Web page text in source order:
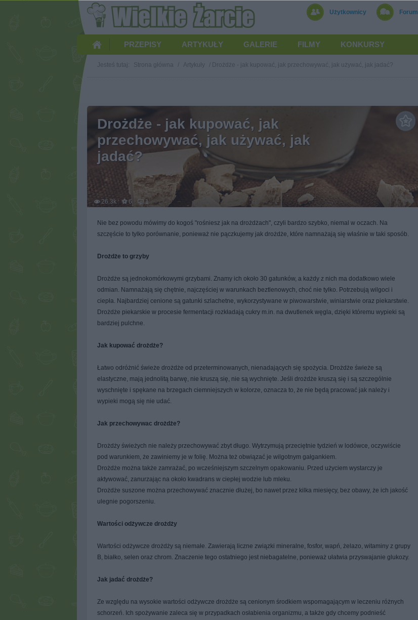
Użytkownicy Forum
PRZEPISY ARTYKUŁY GALERIE FILMY KONKURSY
Jesteś tutaj: Strona główna / Artykuły / Drożdże - jak kupować, jak przechowywać, jak używać, jak jadać?
Drożdże - jak kupować, jak
przechowywać, jak używać, jak
jadać?
26.3k 6 1
Nie bez powodu mówimy do kogoś "rośniesz jak na drożdżach", czyli bardzo szybko, niemal w oczach. Na
szczęście to tylko porównanie, ponieważ nie pączkujemy jak drożdże, które namnażają się właśnie w taki sposób.
Drożdże to grzyby
Drożdże są jednokomórkowymi grzybami. Znamy ich około 30 gatunków, a każdy z nich ma dodatkowo wiele
odmian. Namnażają się chętnie, najczęściej w warunkach beztlenowych, choć nie tylko. Potrzebują wilgoci i
ciepła. Najbardziej cenione są gatunki szlachetne, wykorzystywane w piwowarstwie, winiarstwie oraz piekarstwie.
Drożdże piekarskie w procesie fermentacji rozkładają cukry m.in. na dwutlenek węgla, dzięki któremu wypieki są
bardziej pulchne.
Jak kupować drożdże?
Łatwo odróżnić świeże drożdże od przeterminowanych, nienadających się spożycia. Drożdże świeże są
elastyczne, mają jednolitą barwę, nie kruszą się, nie są wychnięte. Jeśli drożdże kruszą się i są szczególnie
wyschnięte i spękane na brzegach ciemniejszych w kolorze, oznacza to, że nie będą pracować jak należy i
wypieki mogą się nie udać.
Jak przechowywac drożdże?
Drożdży świeżych nie należy przechowywać zbyt długo. Wytrzymują przeciętnie tydzień w lodówce, oczywiście
pod warunkiem, że zawiniemy je w folię. Można też obwiązać je wilgotnym gałgankiem.
Drożdże można także zamrażać, po wcześniejszym szczelnym opakowaniu. Przed użyciem wystarczy je
aktywować, zanurzając na około kwadrans w ciepłej wodzie lub mleku.
Drożdże suszone można przechowywać znacznie dłużej, bo nawet przez kilka miesięcy, bez obawy, że ich jakość
ulegnie pogorszeniu.
Wartości odżywcze drożdży
Wartości odżywcze drożdży są niemałe. Zawierają liczne związki mineralne, fosfor, wapń, żelazo, witaminy z grupy
B, białko, selen oraz chrom. Znaczenie tego ostatniego jest niebagatelne, ponieważ ułatwia przyswajanie glukozy.
Jak jadać drożdże?
Ze względu na wysokie wartości odżywcze drożdże są cenionym środkiem wspomagającym w leczeniu różnych
schorzeń. Ich spożywanie zaleca się w przypadkach osłabienia organizmu, a także gdy chcemy podnieść